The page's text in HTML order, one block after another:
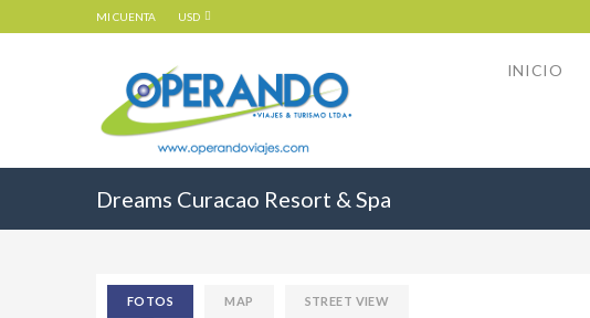
MI CUENTA USD
INICIO
Dreams Curacao Resort & Spa
FOTOS MAP STREET VIEW